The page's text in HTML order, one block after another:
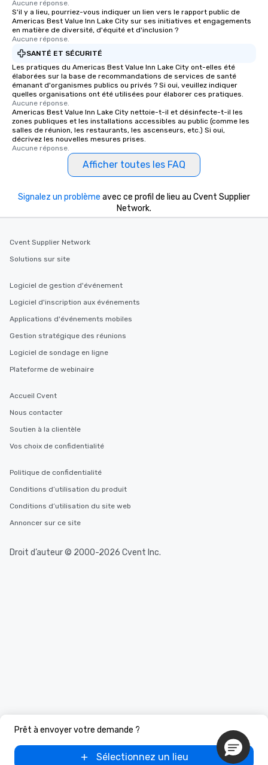
Aucune réponse.
S'il y a lieu, pourriez-vous indiquer un lien vers le rapport public de
Americas Best Value Inn Lake City sur ses initiatives et engagements
en matière de diversité, d'équité et d'inclusion ?
Aucune réponse.
SANTÉ ET SÉCURITÉ
Les pratiques du Americas Best Value Inn Lake City ont-elles été
élaborées sur la base de recommandations de services de santé
émanant d'organismes publics ou privés ? Si oui, veuillez indiquer
quelles organisations ont été utilisées pour élaborer ces pratiques.
Aucune réponse.
Americas Best Value Inn Lake City nettoie-t-il et désinfecte-t-il les
zones publiques et les installations accessibles au public (comme les
salles de réunion, les restaurants, les ascenseurs, etc.) Si oui,
décrivez les nouvelles mesures prises.
Aucune réponse.
Afficher toutes les FAQ
Prêt à envoyer votre demande ?
Sélectionnez un lieu
Signalez un problème avec ce profil de lieu au Cvent Supplier
Network.
Cvent Supplier Network
Solutions sur site
Logiciel de gestion d'événement
Logiciel d'inscription aux événements
Applications d'événements mobiles
Gestion stratégique des réunions
Logiciel de sondage en ligne
Plateforme de webinaire
Accueil Cvent
Nous contacter
Soutien à la clientèle
Vos choix de confidentialité
Politique de confidentialité
Conditions d’utilisation du produit
Conditions d’utilisation du site web
Annoncer sur ce site
Droit d’auteur © 2000-2026 Cvent Inc.